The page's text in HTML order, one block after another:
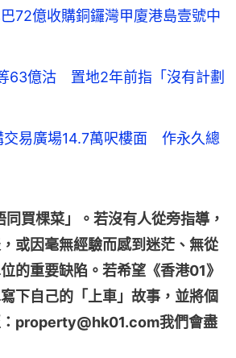
72億收購銅鑼灣甲廈港島壹號中
63億沽 置地2年前指「沒有計劃
交易廣場14.7萬呎樓面 作永久總
買棵菜」。若沒有人從旁指導，
或因毫無經驗而感到迷茫、無從
的重要缺陷。若希望《香港01》
下自己的「上車」故事，並將個
：property@hk01.com我們會盡